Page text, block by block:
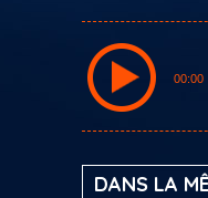
00:00
DANS LA